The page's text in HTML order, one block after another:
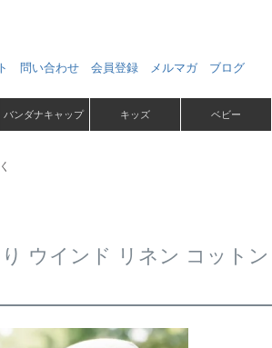
問い合わせ 会員登録 メルマガ ブログ
バンダナキャップ キッズ ベビー
ウインド リネン コット